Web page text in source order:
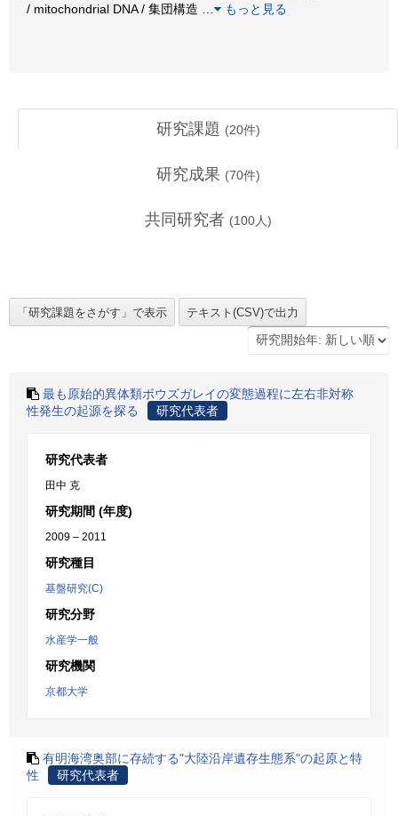
/ mitochondrial DNA / 集団構造
もっと見る
研究課題 (20件)
研究成果 (70件)
共同研究者 (100人)
最も原始的異体類ボウズガレイの変態過程に左右非対称
性発生の起源を探る
研究代表者
研究代表者
田中 克
研究期間 (年度)
2009 – 2011
研究種目
基盤研究(C)
研究分野
水産学一般
研究機関
京都大学
有明海湾奥部に存続する"大陸沿岸遺存生態系"の起原と特
性
研究代表者